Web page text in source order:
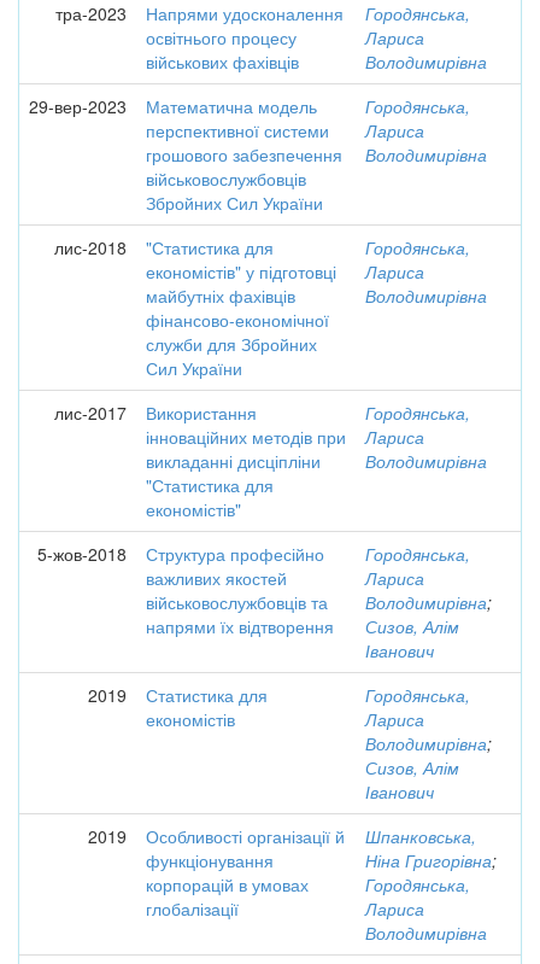
тра-2023
Напрями удосконалення
освітнього процесу
військових фахівців
Городянська,
Лариса
Володимирівна
29-вер-2023
Математична модель
перспективної системи
грошового забезпечення
військовослужбовців
Збройних Сил України
Городянська,
Лариса
Володимирівна
лис-2018
"Статистика для
економістів" у підготовці
майбутніх фахівців
фінансово-економічної
служби для Збройних
Сил України
Городянська,
Лариса
Володимирівна
лис-2017
Використання
інноваційних методів при
викладанні дисціпліни
"Статистика для
економістів"
Городянська,
Лариса
Володимирівна
5-жов-2018
Структура професійно
важливих якостей
військовослужбовців та
напрями їх відтворення
Городянська,
Лариса
Володимирівна;
Сизов, Алім
Іванович
2019
Статистика для
економістів
Городянська,
Лариса
Володимирівна;
Сизов, Алім
Іванович
2019
Особливості організації й
функціонування
корпорацій в умовах
глобалізації
Шпанковська,
Ніна Григорівна;
Городянська,
Лариса
Володимирівна